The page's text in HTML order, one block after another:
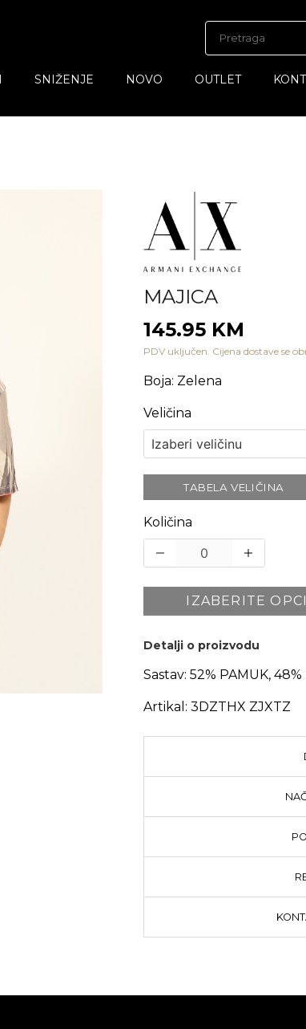
SNIŽENJE NOVO OUTLET
MAJICA
145.95 KM
PDV uključen. Cijena dostave se
Boja: Zelena
Veličina
TABELA VELIČINA
Količina
IZABERITE
Detalji o proizvodu
Sastav: 52% PAMUK,
Artikal: 3DZTHX ZJXTZ